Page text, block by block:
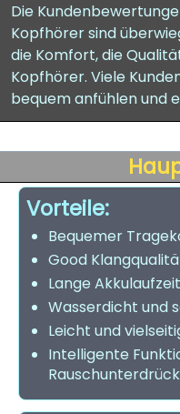
Die
Kopfhörer sind
die Komfort, die
Kopfhörer. Viele
bequem anfühlen und
Vorteile:
Bequemer
Good
Lange
Wasserdicht und
Leicht und
Intelligente